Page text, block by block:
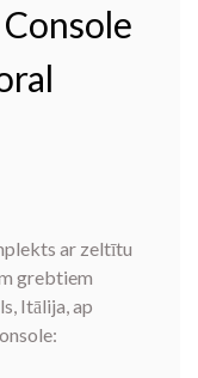
ar zeltītu
grebtiem
Itālija, ap